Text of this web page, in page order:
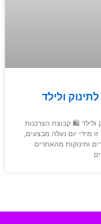
ולילד
ולילד 🛍 קבוצת הצרכנות
מידי יום נעלה מבצעים,
ותינוקות מהאתרים